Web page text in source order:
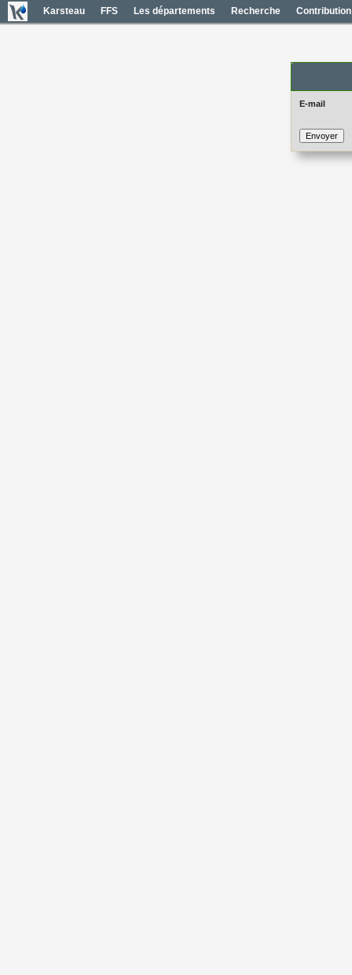
Karsteau FFS Les départements Recherche Contribution
E-mail